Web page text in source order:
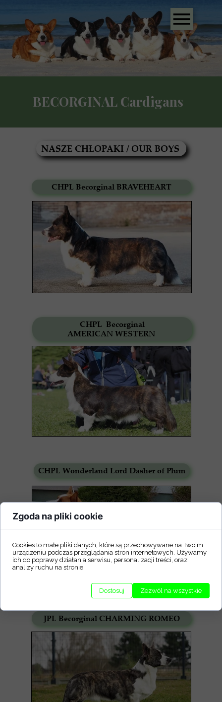
CHPL Becorginal BRAVEHEART
JPL Becorginal CHARMING ROMEO
CHPL Becorginal
AMERICANWESTERN
CHPL Wonderland Lord Dasher of Plum
NASZE CHŁOPAKI / OUR BOYS
BECORGINAL Cardigans
Zgoda na pliki cookie
Cookies to małe pliki danych, które są przechowywane na Twoim
urządzeniu podczas przeglądania stron internetowych. Używamy
ich do poprawy działania serwisu, personalizacji treści, oraz
analizy ruchu na stronie.
Dostosuj Zezwól na wszystkie